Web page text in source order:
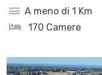
A meno di 1 Km
170 Camere